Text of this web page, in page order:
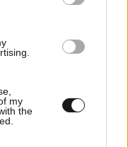
my
the